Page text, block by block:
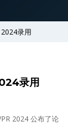
录用
录用
2024 公布了论